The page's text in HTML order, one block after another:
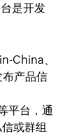
是开发
China、
产品信
平台，通
或群组